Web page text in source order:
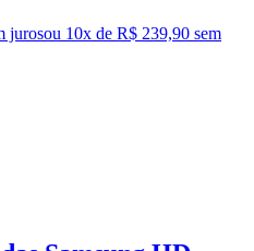
jurosou 10x de R$ 239,90 sem